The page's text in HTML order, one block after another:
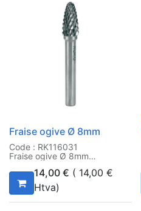
Fraise ogive Ø 8mm
Code : RK116031
Fraise ogive Ø 8mm
14,00 € ( 14,00 €
Htva)